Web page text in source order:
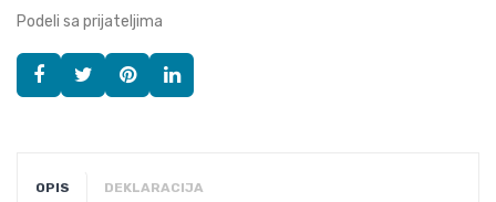
Podeli sa prijateljima
OPIS DEKLARACIJA